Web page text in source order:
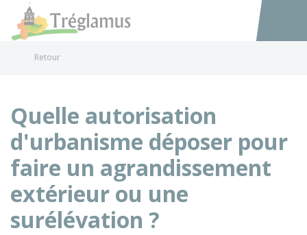
Accéder
Retour
Quelle autorisation
d'urbanisme déposer pour
faire un agrandissement
extérieur ou une
surélévation ?